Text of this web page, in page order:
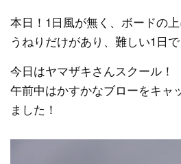
本日！1日風が無く、ボードの
うねりだけがあり、難しい1日で
今日はヤマザキさんスクール！
午前中はかすかなブローをキャ
ました！